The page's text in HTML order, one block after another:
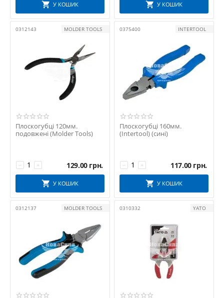
У КОШИК У КОШИК
0312143 MOLDER TOOLS
Плоскогубці 120мм.
подовжені (Molder Tools)
+
− 129.00 грн.
У КОШИК
0375400 INTERTOOL
Плоскогубці 160мм.
(Intertool) (сині)
+
− 117.00 грн.
У КОШИК
0312137 MOLDER TOOLS 0310332 YATO